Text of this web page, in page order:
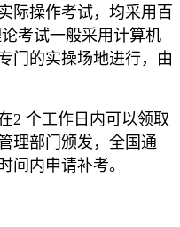
际操作考试，均采用百
考试一般采用计算机
门的实操场地进行，由
2 个工作日内可以领取
理部门颁发，全国通
间内申请补考。